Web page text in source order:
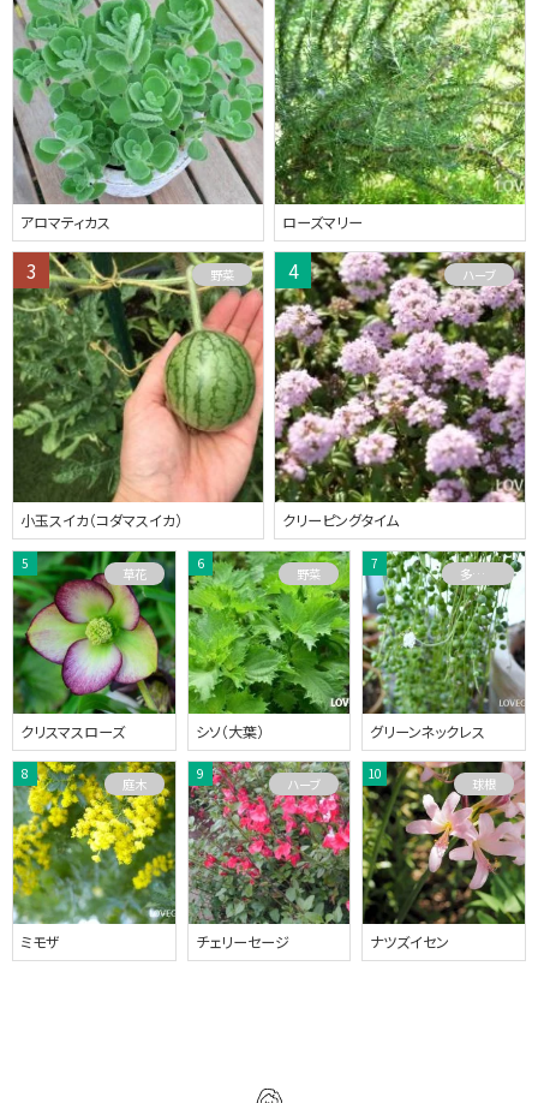
アロマティカス ローズマリー
小玉スイカ（コダマスイカ）
野菜
クリーピングタイム
ハーブ
クリスマスローズ
草花
シソ（大葉）
野菜
グリーンネックレス
多肉植物
ミモザ
庭木
チェリーセージ
ハーブ
ナツズイセン
球根